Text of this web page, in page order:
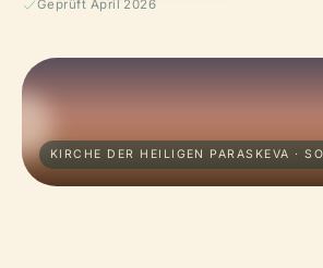
Geprüft April 2026
KIRCHE DER HEILIGEN PARASKEVA ·